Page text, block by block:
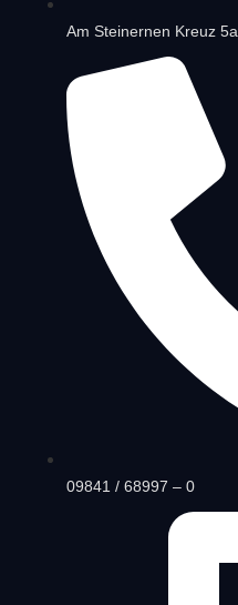
Am Steinernen Kreuz 5a
09841 / 68997 – 0